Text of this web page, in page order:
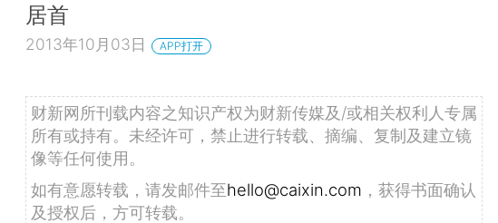
居首
2013年10月03日 APP打开
财新网所刊载内容之知识产权为财新传媒及/或相关权利人专属
所有或持有。未经许可，禁止进行转载、摘编、复制及建立镜
像等任何使用。
如有意愿转载，请发邮件至hello@caixin.com ，获得书面确认
及授权后，方可转载。